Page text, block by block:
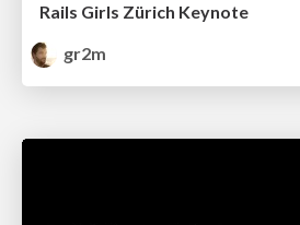
Rails Girls Zürich Keynote
gr2m